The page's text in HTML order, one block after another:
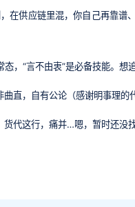
在供应链里混，你自己再靠谱
，“言不由衷”是必备技能。想
直，自有公论（感谢明事理的
代这行，痛并…嗯，暂时还没